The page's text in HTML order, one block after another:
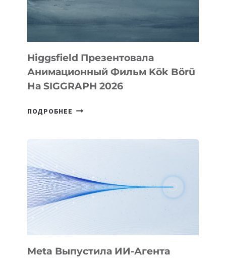
Higgsfield Презентовала
Анимационный Фильм Kök Börü
На SIGGRAPH 2026
ПОДРОБНЕЕ HIGGSFIELD
НА
SIGGRAPH
Meta Выпустила ИИ-Агента